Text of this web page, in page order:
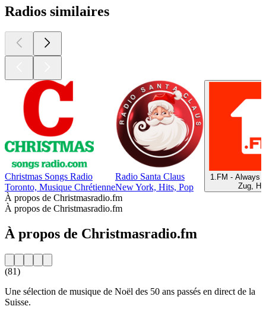
Radios similaires
Christmas Songs Radio
Toronto, Musique Chrétienne
Radio Santa Claus
New York, Hits, Pop
1.FM - Always
Zug,
À propos de Christmasradio.fm
À propos de Christmasradio.fm
À propos de Christmasradio.fm
(81)
Une sélection de musique de Noël des 50 ans passés en direct de la
Suisse.